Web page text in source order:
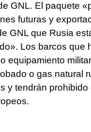
GNL. El paquete
futuras y
GNL que Rusia
Los barcos que
equipamiento
o gas natural
y tendrán